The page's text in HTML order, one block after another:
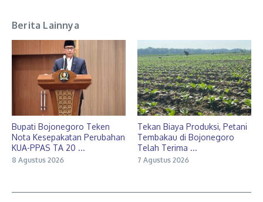
Berita Lainnya
Bupati Bojonegoro Teken
Nota Kesepakatan Perubahan
KUA-PPAS TA 20 ...
8 Agustus 2026
Tekan Biaya Produksi, Petani
Tembakau di Bojonegoro
Telah Terima ...
7 Agustus 2026